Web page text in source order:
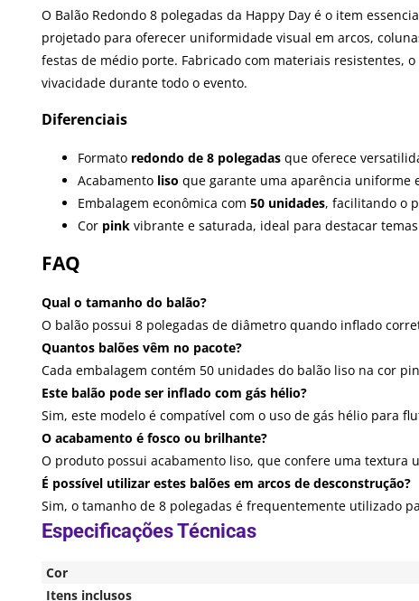
O Balão Redondo 8 polegadas da Happy Day é o item
projetado para oferecer uniformidade visual em arcos,
festas de médio porte. Fabricado com materiais resistentes,
vivacidade durante todo o evento.
Diferenciais
Formato redondo de 8 polegadas que oferece
Acabamento liso que garante uma aparência uniforme
Embalagem econômica com 50 unidades, facilitando o
Cor pink vibrante e saturada, ideal para destacar
FAQ
Qual o tamanho do balão?
O balão possui 8 polegadas de diâmetro quando inflado
Quantos balões vêm no pacote?
Cada embalagem contém 50 unidades do balão liso na cor
Este balão pode ser inflado com gás hélio?
Sim, este modelo é compatível com o uso de gás hélio para
O acabamento é fosco ou brilhante?
O produto possui acabamento liso, que confere uma textura
É possível utilizar estes balões em arcos de desconstrução?
Sim, o tamanho de 8 polegadas é frequentemente utilizado
Cor
Itens inclusos